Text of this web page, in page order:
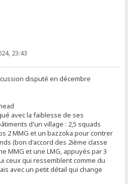
23:43
disputé en décembre
avec la faiblesse de ses
d'un village : 2,5 squads
2 MMG et un bazzoka pour contrer
(bon d'accord des 2ième classe
MMG et une LMG, appuyés par 3
ceux qui ressemblent comme du
avec un petit détail qui change